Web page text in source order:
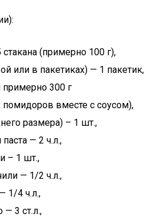
(примерно 100 г),
или в пакетиках) — 1 пакетик,
300 г
вместе с соусом),
размера) – 1 шт.,
— 2 ч.л.,
– 1 шт.,
— 1/2 ч.л.,
1/4 ч.л.,
— 3 ст.л.,